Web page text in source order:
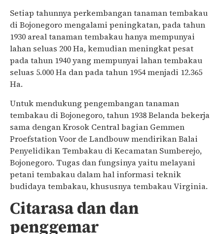
Setiap tahunnya perkembangan tanaman tembakau
di Bojonegoro mengalami peningkatan, pada tahun
1930 areal tanaman tembakau hanya mempunyai
lahan seluas 200 Ha, kemudian meningkat pesat
pada tahun 1940 yang mempunyai lahan tembakau
seluas 5.000 Ha dan pada tahun 1954 menjadi 12.365
Ha.
Untuk mendukung pengembangan tanaman
tembakau di Bojonegoro, tahun 1938 Belanda bekerja
sama dengan Krosok Central bagian Gemmen
Proefstation Voor de Landbouw mendirikan Balai
Penyelidikan Tembakau di Kecamatan Sumberejo,
Bojonegoro. Tugas dan fungsinya yaitu melayani
petani tembakau dalam hal informasi teknik
budidaya tembakau, khususnya tembakau Virginia.
Citarasa dan dan
penggemar